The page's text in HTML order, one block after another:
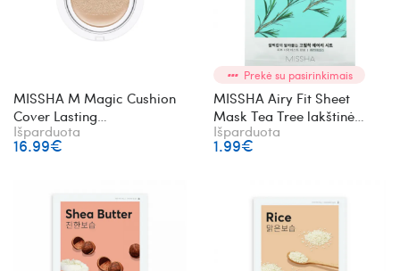
MISSHA M Magic Cushion
Cover Lasting
SPF50+/PA+++ Nr. 21 Light
Beige kušonas
Išparduota
16.99€
Prekė su pasirinkimais
MISSHA Airy Fit Sheet
Mask Tea Tree lakštinė
veido kaukė su arbatmedžiu
Išparduota
1.99€